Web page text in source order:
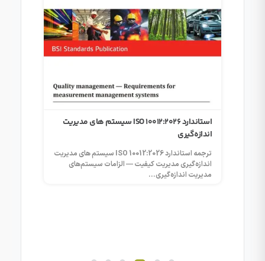
استاندارد ISO 10012:2026 سیستم‌ های مدیریت
اندازه‌گیری
ترجمه استاندارد ISO 10012:2026 سیستم‌ های مدیریت
اندازه‌گیری مدیریت کیفیت — الزامات سیستم‌های
مدیریت اندازه‌گیری...